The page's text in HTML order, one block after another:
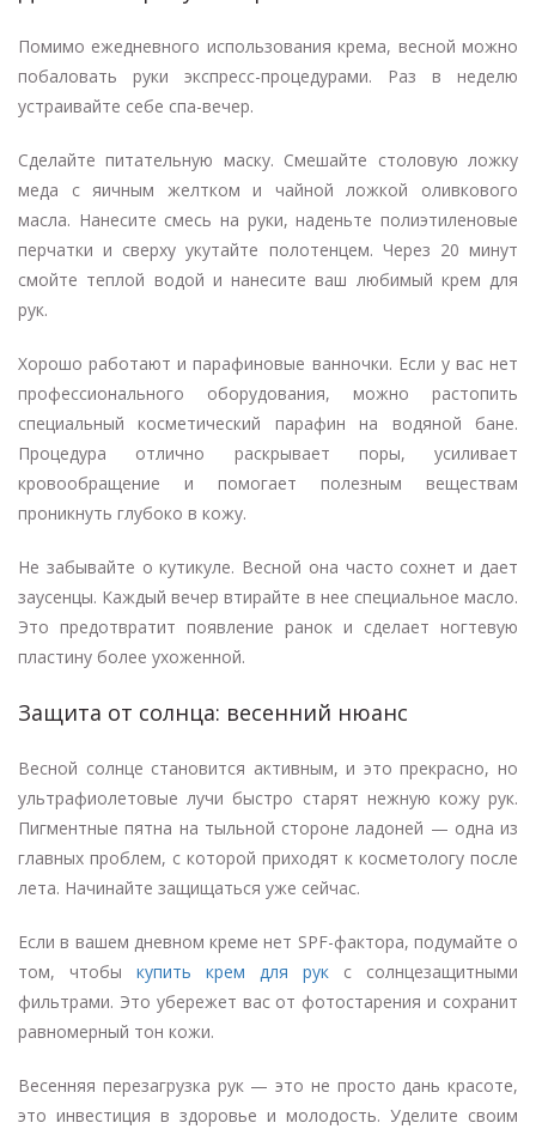
Помимо ежедневного использования крема, весной можно
побаловать руки экспресс-процедурами. Раз в неделю
устраивайте себе спа-вечер.
Сделайте питательную маску. Смешайте столовую ложку
меда с яичным желтком и чайной ложкой оливкового
масла. Нанесите смесь на руки, наденьте полиэтиленовые
перчатки и сверху укутайте полотенцем. Через 20 минут
смойте теплой водой и нанесите ваш любимый крем для
рук.
Хорошо работают и парафиновые ванночки. Если у вас нет
профессионального оборудования, можно растопить
специальный косметический парафин на водяной бане.
Процедура отлично раскрывает поры, усиливает
кровообращение и помогает полезным веществам
проникнуть глубоко в кожу.
Не забывайте о кутикуле. Весной она часто сохнет и дает
заусенцы. Каждый вечер втирайте в нее специальное масло.
Это предотвратит появление ранок и сделает ногтевую
пластину более ухоженной.
Защита от солнца: весенний нюанс
Весной солнце становится активным, и это прекрасно, но
ультрафиолетовые лучи быстро старят нежную кожу рук.
Пигментные пятна на тыльной стороне ладоней — одна из
главных проблем, с которой приходят к косметологу после
лета. Начинайте защищаться уже сейчас.
Если в вашем дневном креме нет SPF-фактора, подумайте о
том, чтобы купить крем для рук с солнцезащитными
фильтрами. Это убережет вас от фотостарения и сохранит
равномерный тон кожи.
Весенняя перезагрузка рук — это не просто дань красоте,
это инвестиция в здоровье и молодость. Уделите своим